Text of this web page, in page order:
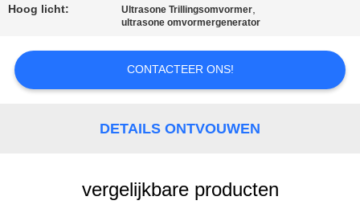
OM
EEN
Hoog licht: Ultrasone Trillingsomvormer,
ultrasone omvormergenerator
CONTACTEER ONS!
DETAILS ONTVOUWEN
vergelijkbare producten